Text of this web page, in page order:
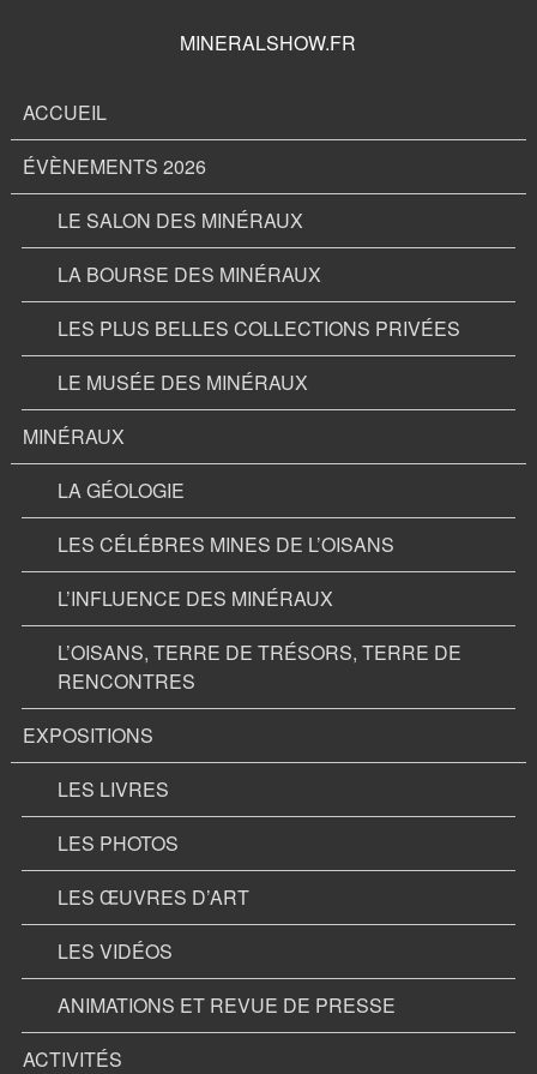
MINERALSHOW.FR
ACCUEIL
ÉVÈNEMENTS 2026
LE SALON DES MINÉRAUX
LA BOURSE DES MINÉRAUX
LES PLUS BELLES COLLECTIONS PRIVÉES
LE MUSÉE DES MINÉRAUX
MINÉRAUX
LA GÉOLOGIE
LES CÉLÉBRES MINES DE L’OISANS
L’INFLUENCE DES MINÉRAUX
L’OISANS, TERRE DE TRÉSORS, TERRE DE
RENCONTRES
EXPOSITIONS
LES LIVRES
LES PHOTOS
LES ŒUVRES D’ART
LES VIDÉOS
ANIMATIONS ET REVUE DE PRESSE
ACTIVITÉS